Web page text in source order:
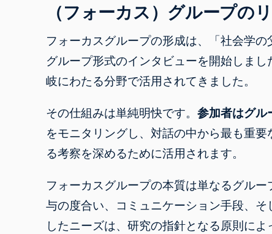
（フォーカス）グループの
フォーカスグループの形成は、「社会学の
グループ形式のインタビューを開始しま
岐にわたる分野で活用されてきました。
その仕組みは単純明快です。参加者はグル
をモニタリングし、対話の中から最も重要
る考察を深めるために活用されます。
フォーカスグループの本質は単なるグルー
与の度合い、コミュニケーション手段、
したニーズは、研究の指針となる原則に